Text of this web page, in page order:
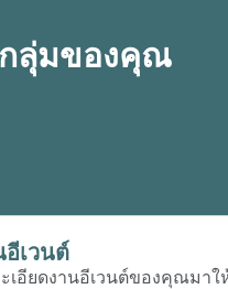
ลุ่มของคุณ
เวนต์
เอียดงานอีเวนต์ของคุณมาใ